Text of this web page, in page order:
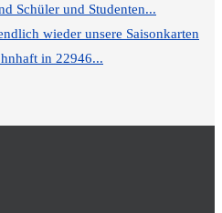
Schüler und Studenten...
wieder unsere Saisonkarten
in 22946...